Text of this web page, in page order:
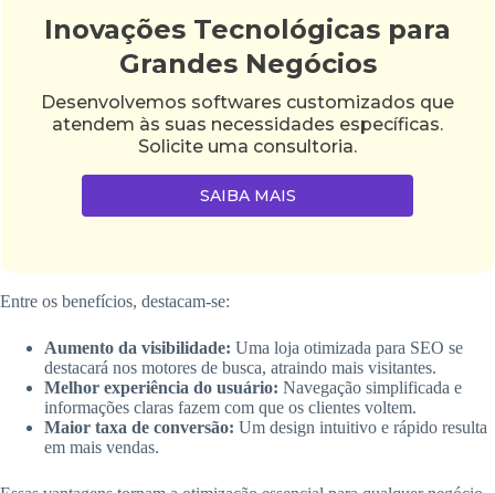
Inovações Tecnológicas para
Grandes Negócios
Desenvolvemos softwares customizados que
atendem às suas necessidades específicas.
Solicite uma consultoria.
SAIBA MAIS
Entre os benefícios, destacam-se:
Aumento da visibilidade: Uma loja otimizada para SEO se
destacará nos motores de busca, atraindo mais visitantes.
Melhor experiência do usuário: Navegação simplificada e
informações claras fazem com que os clientes voltem.
Maior taxa de conversão: Um design intuitivo e rápido resulta
em mais vendas.